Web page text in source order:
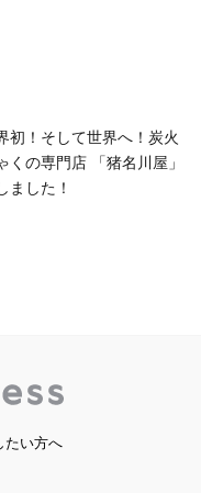
初！そして世界へ！炭火
くの専門店 「猪名川屋」
ました！
たい方へ